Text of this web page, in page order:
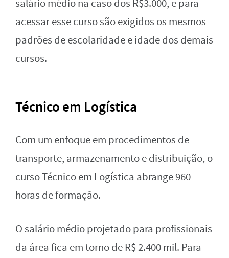
salário médio na caso dos R$3.000, e para
acessar esse curso são exigidos os mesmos
padrões de escolaridade e idade dos demais
cursos.
Técnico em Logística
Com um enfoque em procedimentos de
transporte, armazenamento e distribuição, o
curso Técnico em Logística abrange 960
horas de formação.
O salário médio projetado para profissionais
da área fica em torno de R$ 2.400 mil. Para